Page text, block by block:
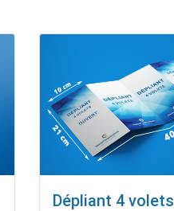
Dépliant 4 volets